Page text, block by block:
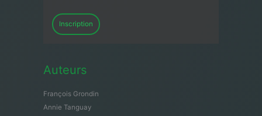
Inscription
Auteurs
François Grondin
Annie Tanguay